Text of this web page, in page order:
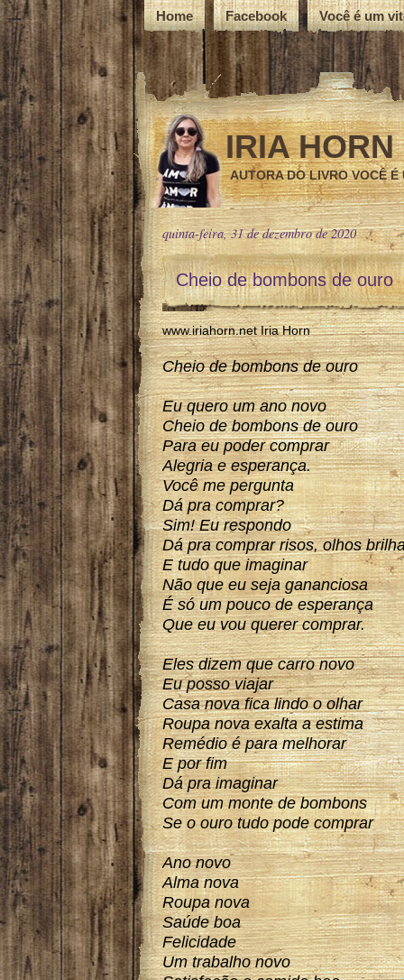
Home Facebook Você é um
IRIA HORN
AUTORA DO LIVRO VOCÊ É
quinta-feira, 31 de dezembro de 2020
Cheio de bombons de ouro
www.iriahorn.net Iria Horn
Cheio de bombons de ouro
Eu quero um ano novo
Cheio de bombons de ouro
Para eu poder comprar
Alegria e esperança.
Você me pergunta
Dá pra comprar?
Sim! Eu respondo
Dá pra comprar risos, olhos
E tudo que imaginar
Não que eu seja gananciosa
É só um pouco de esperança
Que eu vou querer comprar.
Eles dizem que carro novo
Eu posso viajar
Casa nova fica lindo o olhar
Roupa nova exalta a estima
Remédio é para melhorar
E por fim
Dá pra imaginar
Com um monte de bombons
Se o ouro tudo pode comprar
Ano novo
Alma nova
Roupa nova
Saúde boa
Felicidade
Um trabalho novo